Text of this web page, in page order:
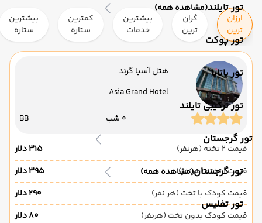
تور تایلند(مشاهده همه)
تور پوکت
تور پاتایا
تور ترکیبی تایلند
تور گرجستان
تور گرجستان(مشاهده همه)
تور تفلیس
ارزان
ترین
گران
ترین
بیشترین
خدمات
کمترین
ستاره
بیشترین
ستاره
هتل آسیا گرند
Asia Grand Hotel
0 شب BB
قیمت 2 تخته (هرنفر)
۳۱۵ دلار
قیمت 1 تخته (هرنفر)
۳۹۵ دلار
قیمت کودک با تخت (هر نفر)
۲۹۰ دلار
قیمت کودک بدون تخت (هرنفر)
۸۰ دلار